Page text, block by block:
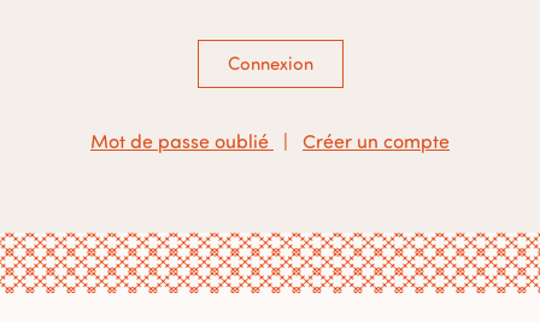
Connexion
Mot de passe oublié Créer un compte